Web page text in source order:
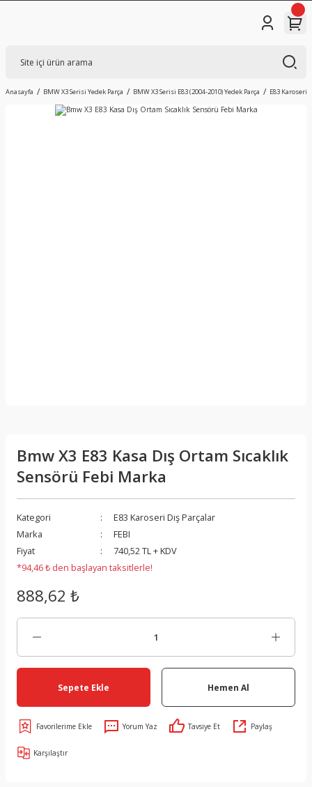
Anasayfa BMW X3 Serisi Yedek Parça BMW X3 Serisi E83 (2004-2010) Yedek Parça E83 Karoseri
Bmw X3 E83 Kasa Dış Ortam Sıcaklık
Sensörü Febi Marka
Kategori
E83 Karoseri Dış Parçalar
Marka
FEBI
Fiyat
740,52 TL + KDV
*94,46 ₺ den başlayan taksitlerle!
888,62 ₺
Sepete Ekle Hemen Al
Yorum Yaz Tavsiye Et Paylaş
Karşılaştır